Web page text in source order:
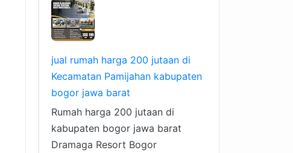
jual rumah harga 200 jutaan di
Kecamatan Pamijahan kabupaten
bogor jawa barat
Rumah harga 200 jutaan di
kabupaten bogor jawa barat
Dramaga Resort Bogor